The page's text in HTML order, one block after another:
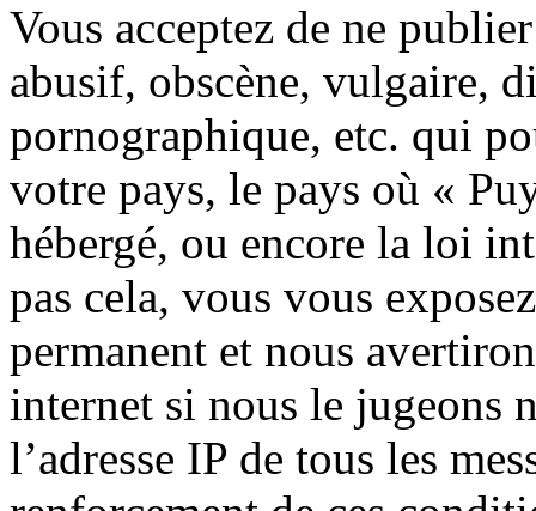
Vous acceptez de ne
abusif, obscène, vulgaire,
pornographique, etc. qui
votre pays, le pays où «
hébergé, ou encore la loi
pas cela, vous vous
permanent et nous
internet si nous le jugeons
l’adresse IP de tous les